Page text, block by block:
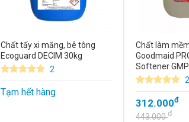
Chất tẩy xi măng, bê tông
Ecoguard DECIM 30kg
2
Tạm hết hàng
Chất làm
Goodmaid
Softener
2
312.000đ
443.000đ